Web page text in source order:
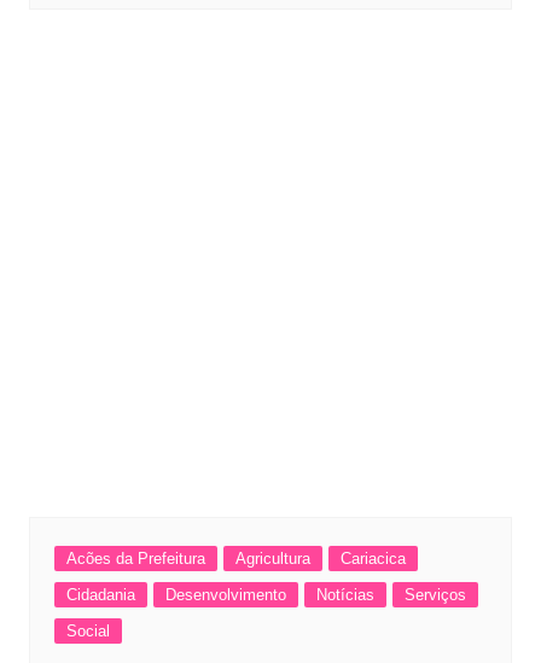
Acões da Prefeitura Agricultura
Cariacica
Cidadania
Desenvolvimento Notícias
Serviços
Social